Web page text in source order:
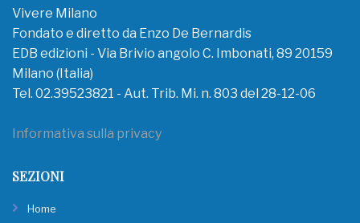
Vivere Milano
Fondato e diretto da Enzo De Bernardis
EDB edizioni - Via Brivio angolo C. Imbonati, 89 20159
Milano (Italia)
Tel. 02.39523821 - Aut. Trib. Mi. n. 803 del 28-12-06
Informativa sulla privacy
SEZIONI
Home